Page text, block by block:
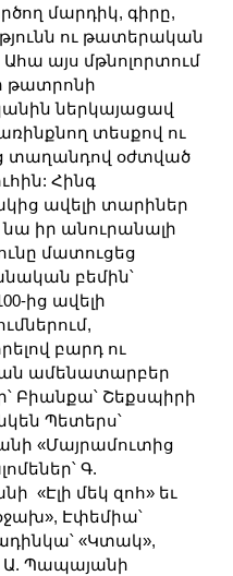
մարդիկ, գիրը,
ու թատերական
Ահա այս մթնոլորտում
թատրոնի
ներկայացավ
տեսքով ու
տաղանդով օժտված
Հինգ
ավելի տարիներ
նա իր անուրանալի
մատուցեց
բեմին՝
ից ավելի
բարդ ու
ամենատարբեր
Բիանքա՝ Շեքսպիրի
Պետերս՝
«Մայրամուտից
Գ.
«Էլի մեկ զոհ» եւ
Էփեմիա՝
«Կտակ»,
Ա. Պապայանի